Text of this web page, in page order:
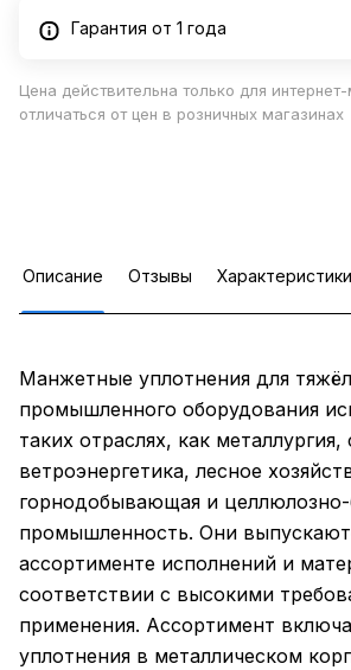
Гарантия от 1 года
Цена действительна только для
отличаться от цен в розничных магазинах
Описание Отзывы Характеристики
Манжетные уплотнения для
промышленного оборудования
таких отраслях, как металлургия,
ветроэнергетика, лесное
горнодобывающая и
промышленность. Они
ассортименте исполнений и
соответствии с высокими
применения. Ассортимент
уплотнения в металлическом